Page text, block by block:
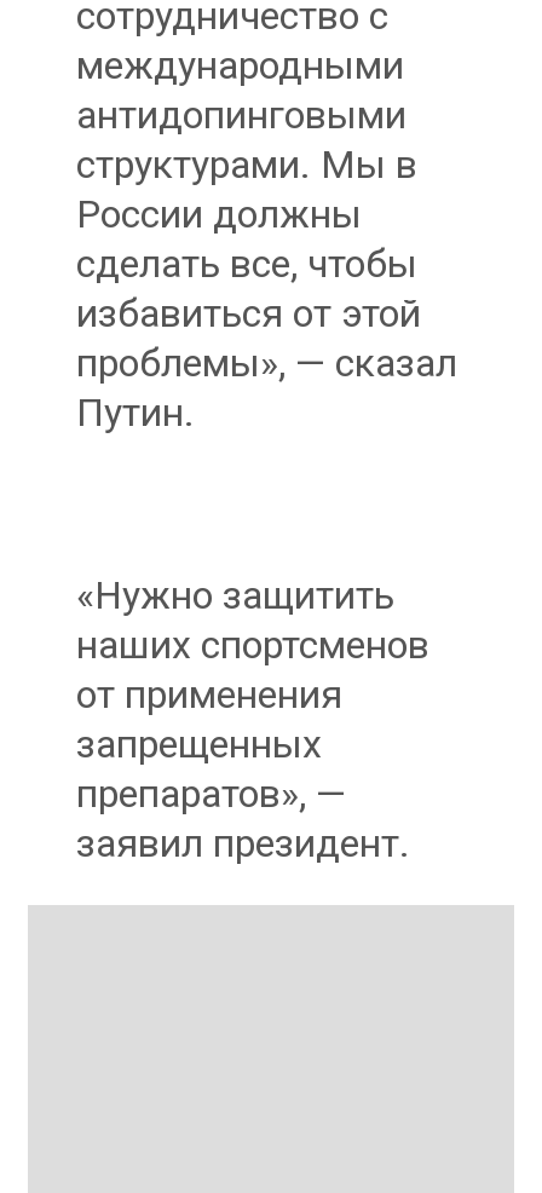
сотрудничество с
международными
антидопинговыми
структурами. Мы в
России должны
сделать все, чтобы
избавиться от этой
проблемы», — сказал
Путин.
«Нужно защитить
наших спортсменов
от применения
запрещенных
препаратов», —
заявил президент.